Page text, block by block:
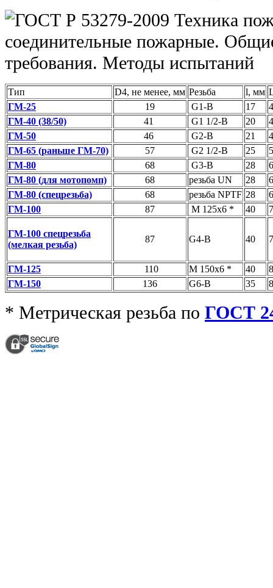
Тип D4, не менее, мм Резьба l, мм
ГМ-25
19 G1-В 17
ГМ-40 (38/50)
41 G1 1/2-В 20
ГМ-50
46 G2-В 21
ГМ-65 (раньше ГМ-70)
57 G2 1/2-В 25
ГМ-80
68 G3-В 28
ГМ-80 (для мотопомп)
68 резьба UN 28
ГМ-80 (спецрезьба)
68 резьба NPTF 28
ГМ-100
87 М 125x6 * 40
ГМ-100 спецрезьба
(мелкая резьба)
87 G4-В 40
ГМ-125 110 М 150x6 * 40
ГМ-150
136 G6-В 35
* Метрическая резьба по ГОСТ